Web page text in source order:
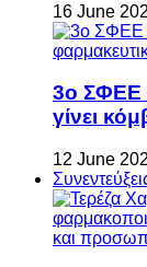
16 June
3ο ΣΦΕΕ
γίνει
12 June